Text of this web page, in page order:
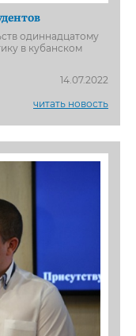
одиннадцатому
в кубанском
14.07.2022
читать новость